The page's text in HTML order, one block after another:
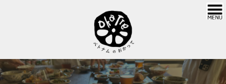
へ
ス
ョ
ン